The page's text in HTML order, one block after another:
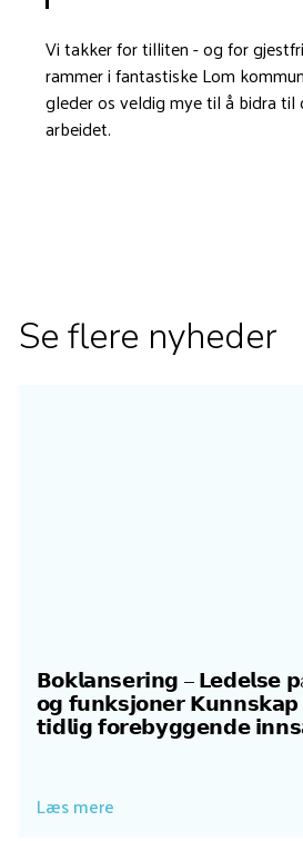
Vi takker for tilliten - og for
rammer i fantastiske Lom
gleder os veldig mye til å bidra
arbeidet.
Se flere nyheder
𝗕𝗼𝗸𝗹𝗮𝗻𝘀𝗲𝗿𝗶𝗻𝗴 – 𝗟𝗲𝗱𝗲𝗹𝘀𝗲
𝗼𝗴 𝗳𝘂𝗻𝗸𝘀𝗷𝗼𝗻𝗲𝗿 𝗞𝘂𝗻𝗻𝘀𝗸𝗮𝗽
𝘁𝗶𝗱𝗹𝗶𝗴 𝗳𝗼𝗿𝗲𝗯𝘆𝗴𝗴𝗲𝗻𝗱𝗲
Læs mere